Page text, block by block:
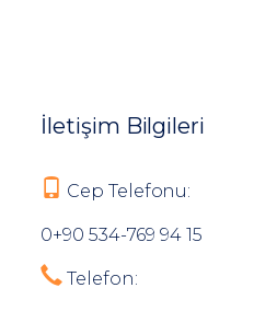
İletişim Bilgileri
Cep Telefonu:
0+90 534-769 94 15
Telefon: